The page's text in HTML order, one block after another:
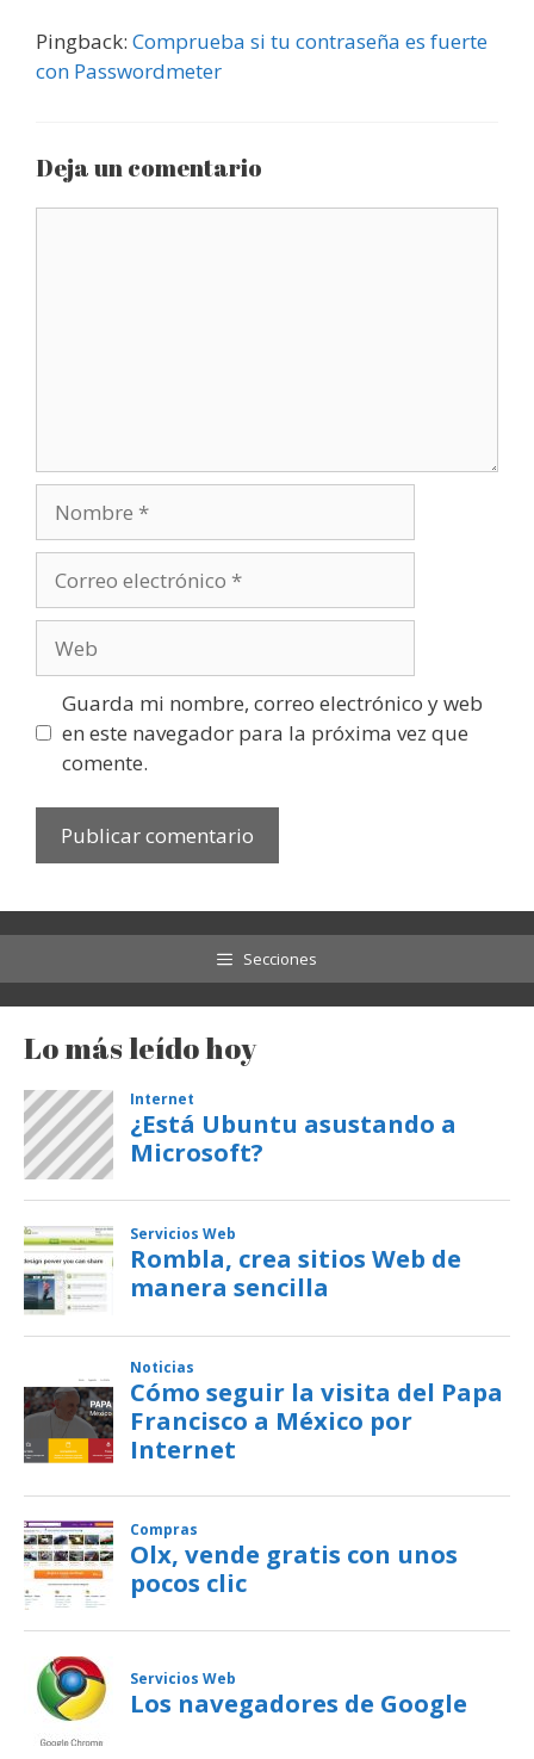
Pingback: Comprueba si tu contraseña es fuerte
con Passwordmeter
Deja un comentario
electrónico
Guarda mi nombre, correo electrónico y web
en este navegador para la próxima vez que
comente.
Secciones
Lo más leído hoy